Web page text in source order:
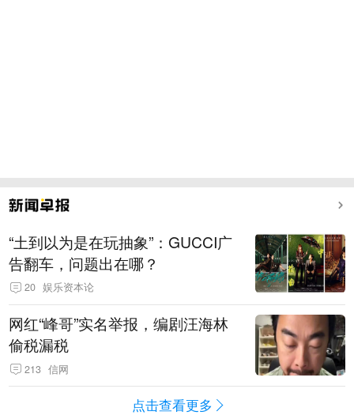
“土到以为是在玩抽象”：GUCCI广
告翻车，问题出在哪？
20 娱乐资本论
网红“峰哥”实名举报，编剧汪海林
偷税漏税
213 信网
点击查看更多